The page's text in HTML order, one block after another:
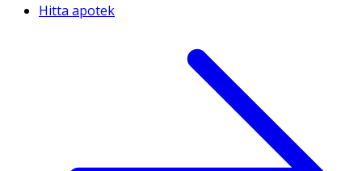
Hitta apotek